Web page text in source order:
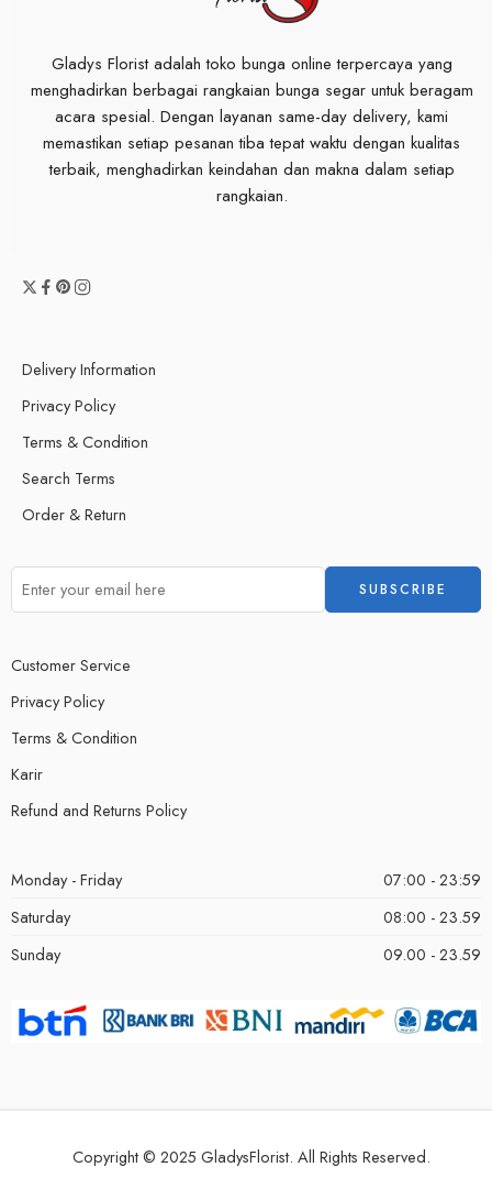
Gladys Florist adalah toko bunga online terpercaya yang
menghadirkan berbagai rangkaian bunga segar untuk beragam
acara spesial. Dengan layanan same-day delivery, kami
memastikan setiap pesanan tiba tepat waktu dengan kualitas
terbaik, menghadirkan keindahan dan makna dalam setiap
rangkaian.
Delivery Information
Privacy Policy
Terms & Condition
Search Terms
Order & Return
Customer Service
Privacy Policy
Terms & Condition
Karir
Refund and Returns Policy
Monday - Friday
07:00 - 23:59
Saturday
08:00 - 23.59
Sunday
09.00 - 23.59
Copyright © 2025 GladysFlorist. All Rights Reserved.